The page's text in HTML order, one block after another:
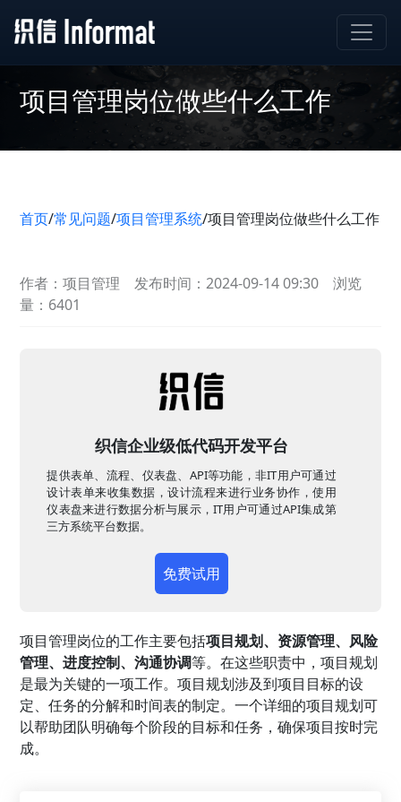
项目管理岗位做些什么工作
首页/常见问题/项目管理系统/项目管理岗位做些什么工作
作者：项目管理 发布时间：2024-09-14 09:30
浏览
量：6401
织信企业级低代码开发平台
提供表单、流程、仪表盘、API等功能，非IT用户可通过
设计表单来收集数据，设计流程来进行业务协作，使用
仪表盘来进行数据分析与展示，IT用户可通过API集成第
三方系统平台数据。
免费试用
项目管理岗位的工作主要包括项目规划、资源管理、风险
管理、进度控制、沟通协调等。在这些职责中，项目规划
是最为关键的一项工作。项目规划涉及到项目目标的设
定、任务的分解和时间表的制定。一个详细的项目规划可
以帮助团队明确每个阶段的目标和任务，确保项目按时完
成。